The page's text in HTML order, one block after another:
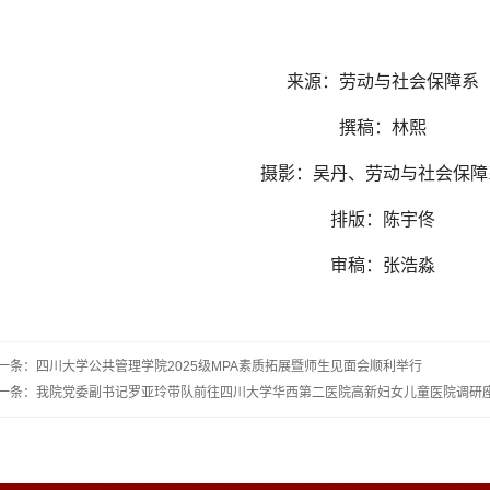
来源：劳动与社会保障系
撰稿：林熙
摄影：吴丹、劳动与社会保
排版：陈宇佟
审稿：张浩淼
条：四川大学公共管理学院2025级MPA素质拓展暨师生见面会顺利举行
条：我院党委副书记罗亚玲带队前往四川大学华西第二医院高新妇女儿童医院调研